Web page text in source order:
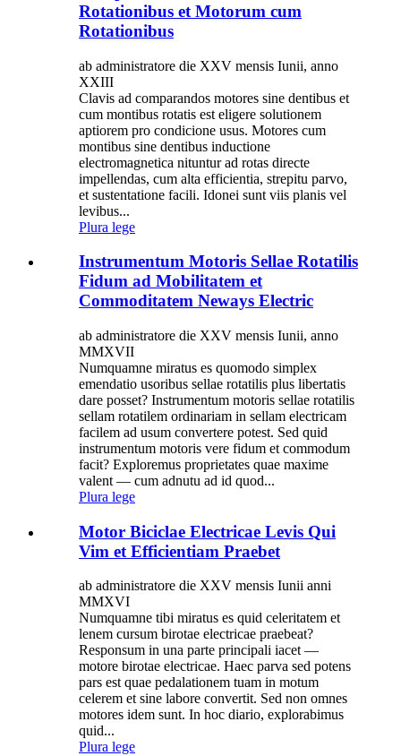
Rotationibus et Motorum cum
Rotationibus
ab administratore die XXV mensis Iunii, anno
XXIII
Clavis ad comparandos motores sine dentibus et
cum montibus rotatis est eligere solutionem
aptiorem pro condicione usus. Motores cum
montibus sine dentibus inductione
electromagnetica nituntur ad rotas directe
impellendas, cum alta efficientia, strepitu parvo,
et sustentatione facili. Idonei sunt viis planis vel
levibus...
Plura lege
Instrumentum Motoris Sellae Rotatilis
Fidum ad Mobilitatem et
Commoditatem Neways Electric
ab administratore die XXV mensis Iunii, anno
MMXVII
Numquamne miratus es quomodo simplex
emendatio usoribus sellae rotatilis plus libertatis
dare posset? Instrumentum motoris sellae rotatilis
sellam rotatilem ordinariam in sellam electricam
facilem ad usum convertere potest. Sed quid
instrumentum motoris vere fidum et commodum
facit? Exploremus proprietates quae maxime
valent — cum adnutu ad id quod...
Plura lege
Motor Biciclae Electricae Levis Qui
Vim et Efficientiam Praebet
ab administratore die XXV mensis Iunii anni
MMXVI
Numquamne tibi miratus es quid celeritatem et
lenem cursum birotae electricae praebeat?
Responsum in una parte principali iacet —
motore birotae electricae. Haec parva sed potens
pars est quae pedalationem tuam in motum
celerem et sine labore convertit. Sed non omnes
motores idem sunt. In hoc diario, explorabimus
quid...
Plura lege